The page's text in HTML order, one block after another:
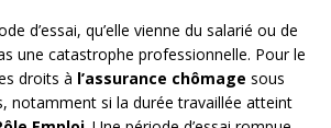
d’essai, qu’elle vienne du salarié ou de
une catastrophe professionnelle. Pour le
droits à l’assurance chômage sous
notamment si la durée travaillée atteint